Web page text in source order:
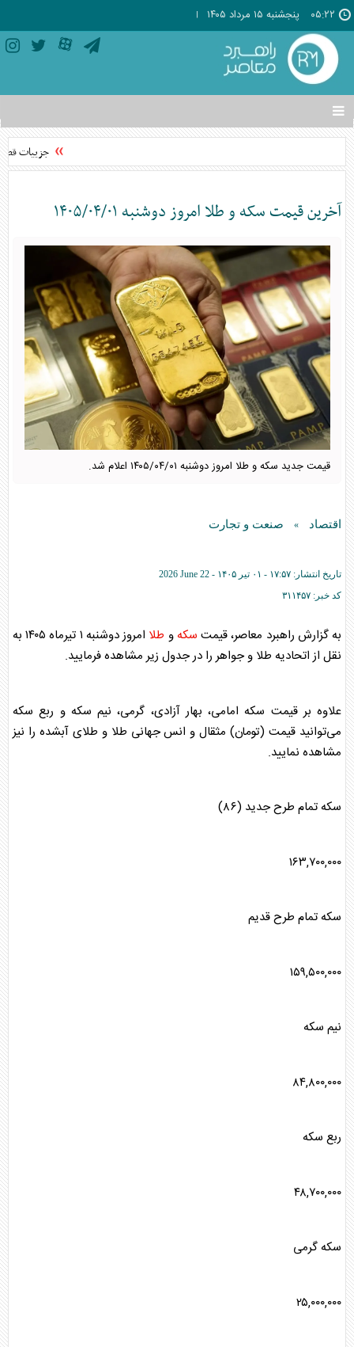
۰۵:۲۲ پنجشنبه ۱۵ مرداد ۱۴۰۵
تغییر
وضعیت
منوی
ها
جزییات
آخرین قیمت سکه و طلا امروز دوشنبه ۱۴۰۵/۰۴/۰۱
قیمت جدید سکه و طلا امروز دوشنبه ۱۴۰۵/۰۴/۰۱ اعلام شد.
اقتصاد » صنعت و تجارت
تاریخ انتشار: ۱۷:۵۷ - ۰۱ تير ۱۴۰۵ -
2026 June 22
کد خبر: ۳۱۱۴۵۷
به گزارش راهبرد معاصر، قیمت سکهو طلا
امروز دوشنبه ۱ تیرماه ۱۴۰۵ به
نقل از اتحادیه طلا و جواهر را در جدول زیر مشاهده فرمایید.
علاوه بر قیمت سکهامامی، بهار آزادی، گرمی، نیم سکه و ربع سکه
می‌توانید قیمت (تومان) مثقال و انس جهانی طلا و طلای آبشده را نیز
مشاهده نمایید.
سکهتمام طرح جدید (۸۶)
۱۶۳,۷۰۰,۰۰۰
سکهتمام طرح قدیم
۱۵۹,۵۰۰,۰۰۰
نیم سکه
۸۴,۸۰۰,۰۰۰
ربع سکه
۴۸,۷۰۰,۰۰۰
سکهگرمی
۲۵,۰۰۰,۰۰۰